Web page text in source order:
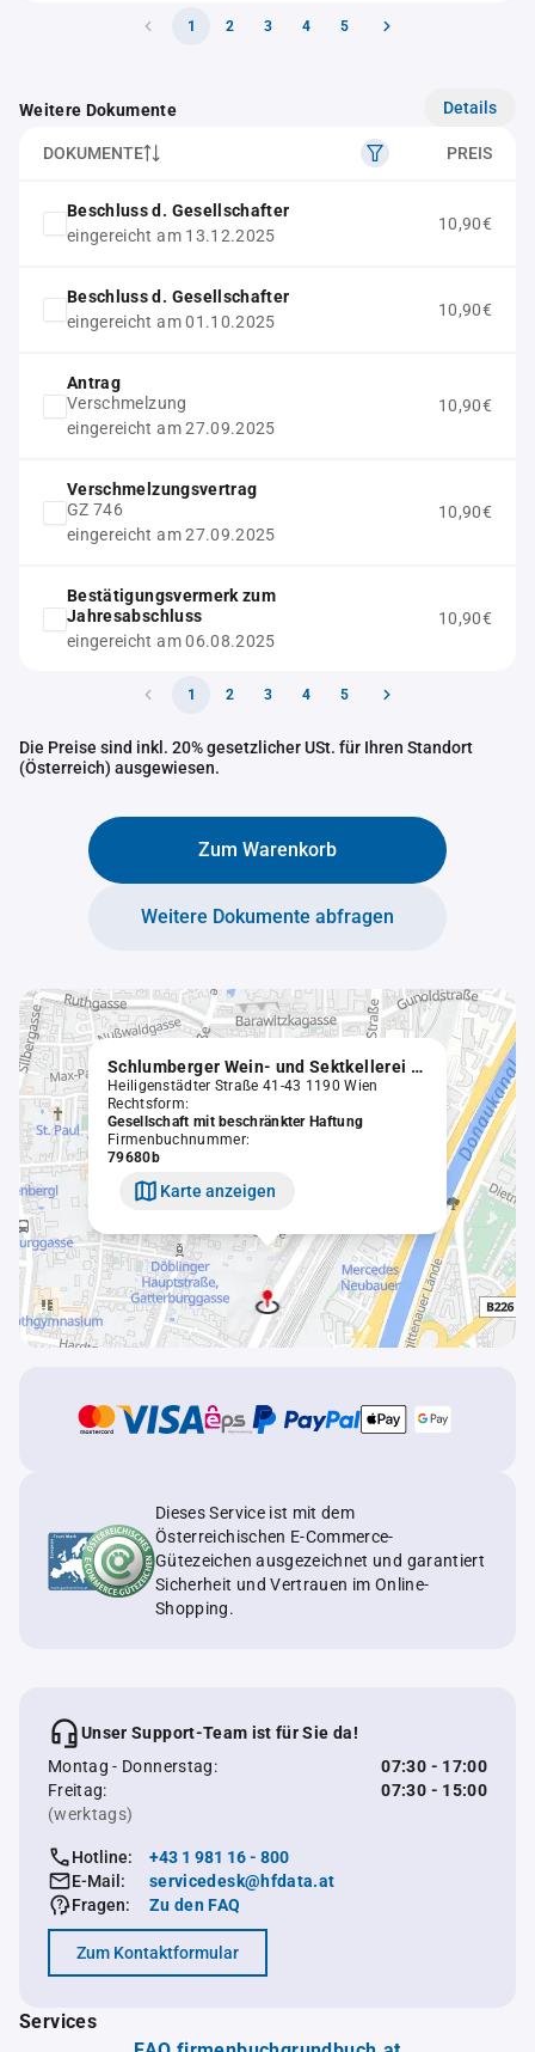
1 2 3 4 5
Weitere Dokumente Details
DOKUMENTE PREIS
Beschluss d. Gesellschafter
eingereicht am 13.12.2025
10,90€
Beschluss d. Gesellschafter
eingereicht am 01.10.2025
10,90€
Antrag
Verschmelzung
eingereicht am 27.09.2025
10,90€
Verschmelzungsvertrag
GZ 746
eingereicht am 27.09.2025
10,90€
Bestätigungsvermerk zum
Jahresabschluss
eingereicht am 06.08.2025
10,90€
1 2 3 4 5
Die Preise sind inkl. 20% gesetzlicher USt. für Ihren Standort
(Österreich) ausgewiesen.
Zum Warenkorb
Weitere Dokumente abfragen
Schlumberger Wein- und Sektkellerei GmbH
Heiligenstädter Straße 41-43 1190 Wien
Rechtsform:
Gesellschaft mit beschränkter Haftung
Firmenbuchnummer:
79680b
Karte anzeigen
Dieses Service ist mit dem
Österreichischen E-Commerce-
Gütezeichen ausgezeichnet und garantiert
Sicherheit und Vertrauen im Online-
Shopping.
Unser Support-Team ist für Sie da!
Montag - Donnerstag:
07:30 - 17:00
Freitag:
07:30 - 15:00
(werktags)
Hotline:
+43 1 981 16 - 800
E-Mail:
servicedesk@hfdata.at
Fragen:
Zu den FAQ
Zum Kontaktformular
Services